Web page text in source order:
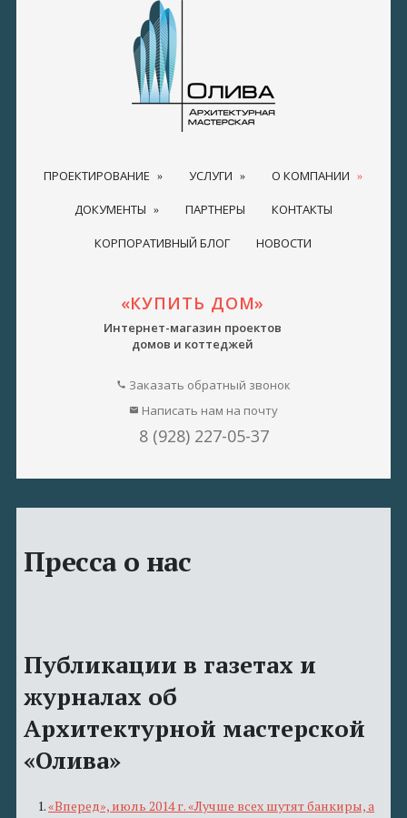
ПРОЕКТИРОВАНИЕ УСЛУГИ О КОМПАНИИ
ДОКУМЕНТЫ ПАРТНЕРЫ КОНТАКТЫ
КОРПОРАТИВНЫЙ БЛОГ НОВОСТИ
«КУПИТЬ ДОМ»
Интернет-магазин проектов
домов и коттеджей
call Заказать обратный звонок
email Написать нам на почту
8 (928) 227-05-37
Пресса о нас
Публикации в газетах и
журналах об
Архитектурной мастерской
«Олива»
1.«Вперед», июль 2014 г. «Лучше всех шутят банкиры, а